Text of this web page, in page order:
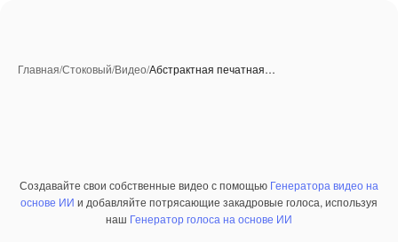
Главная/Стоковый/Видео/Абстрактная печатная…
Премиум
Создавайте свои собственные видео с помощью Генератора видео на
основе ИИ и добавляйте потрясающие закадровые голоса, используя
наш Генератор голоса на основе ИИ